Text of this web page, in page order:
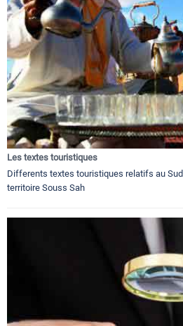
Les textes touristiques
Differents textes touristiques relatifs au
territoire Souss Sah